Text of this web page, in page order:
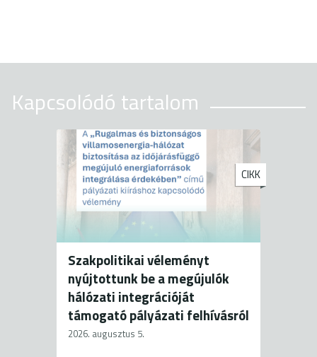
Kapcsolódó tartalom
CIKK
Szakpolitikai véleményt
nyújtottunk be a megújulók
hálózati integrációját
támogató pályázati felhívásról
2026. augusztus 5.